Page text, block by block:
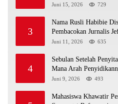
Juni 15, 2026 729
3
Nama Rusli Habibie
Pembacokan Jurnalis
Juni 11, 2026 635
4
Sebulan Setelah
Mana Arah
Juni 9, 2026 493
Mahasiswa Khawatir